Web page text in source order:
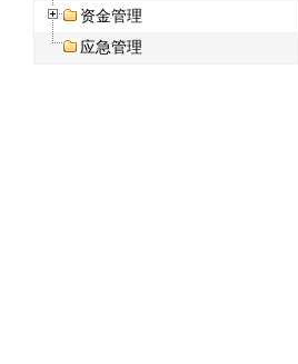
资金管理
应急管理